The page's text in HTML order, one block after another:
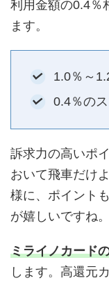
利用金額の0.4％
ます。
1.0％～
0.4％の
訴求力の高いポ
おいて飛車だけ
様に、ポイント
が嬉しいですね。
ミライノカード
します。高還元